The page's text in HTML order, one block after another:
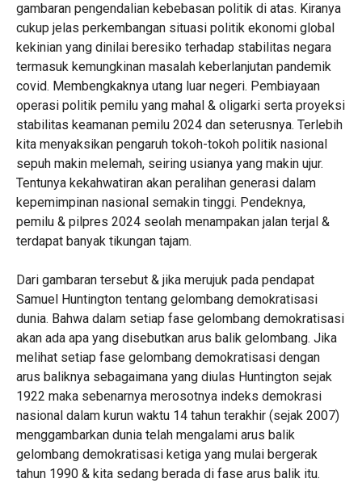
gambaran pengendalian kebebasan politik di atas. Kiranya
cukup jelas perkembangan situasi politik ekonomi global
kekinian yang dinilai beresiko terhadap stabilitas negara
termasuk kemungkinan masalah keberlanjutan pandemik
covid. Membengkaknya utang luar negeri. Pembiayaan
operasi politik pemilu yang mahal & oligarki serta proyeksi
stabilitas keamanan pemilu 2024 dan seterusnya. Terlebih
kita menyaksikan pengaruh tokoh-tokoh politik nasional
sepuh makin melemah, seiring usianya yang makin ujur.
Tentunya kekahwatiran akan peralihan generasi dalam
kepemimpinan nasional semakin tinggi. Pendeknya,
pemilu & pilpres 2024 seolah menampakan jalan terjal &
terdapat banyak tikungan tajam.
Dari gambaran tersebut & jika merujuk pada pendapat
Samuel Huntington tentang gelombang demokratisasi
dunia. Bahwa dalam setiap fase gelombang demokratisasi
akan ada apa yang disebutkan arus balik gelombang. Jika
melihat setiap fase gelombang demokratisasi dengan
arus baliknya sebagaimana yang diulas Huntington sejak
1922 maka sebenarnya merosotnya indeks demokrasi
nasional dalam kurun waktu 14 tahun terakhir (sejak 2007)
menggambarkan dunia telah mengalami arus balik
gelombang demokratisasi ketiga yang mulai bergerak
tahun 1990 & kita sedang berada di fase arus balik itu.